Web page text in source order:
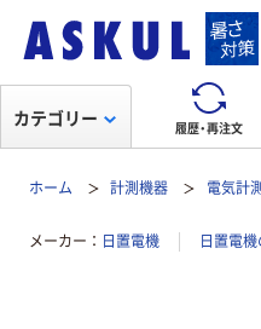
履歴・再注文
カテゴリー
ホーム 計測機器 電気計
メーカー 日置電機 日置電